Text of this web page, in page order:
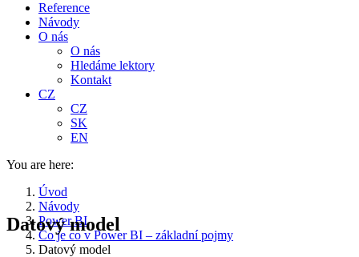
Reference
Návody
O nás
O nás
Hledáme lektory
Kontakt
CZ
CZ
SK
EN
You are here:
Úvod
Návody
Power BI
Co je co v Power BI – základní pojmy
Datový model
Datový model